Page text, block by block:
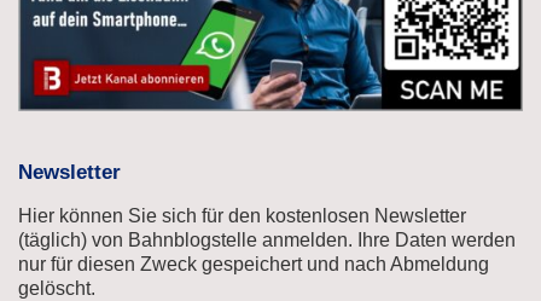
Newsletter
Hier können Sie sich für den kostenlosen Newsletter
(täglich) von Bahnblogstelle anmelden. Ihre Daten werden
nur für diesen Zweck gespeichert und nach Abmeldung
gelöscht.